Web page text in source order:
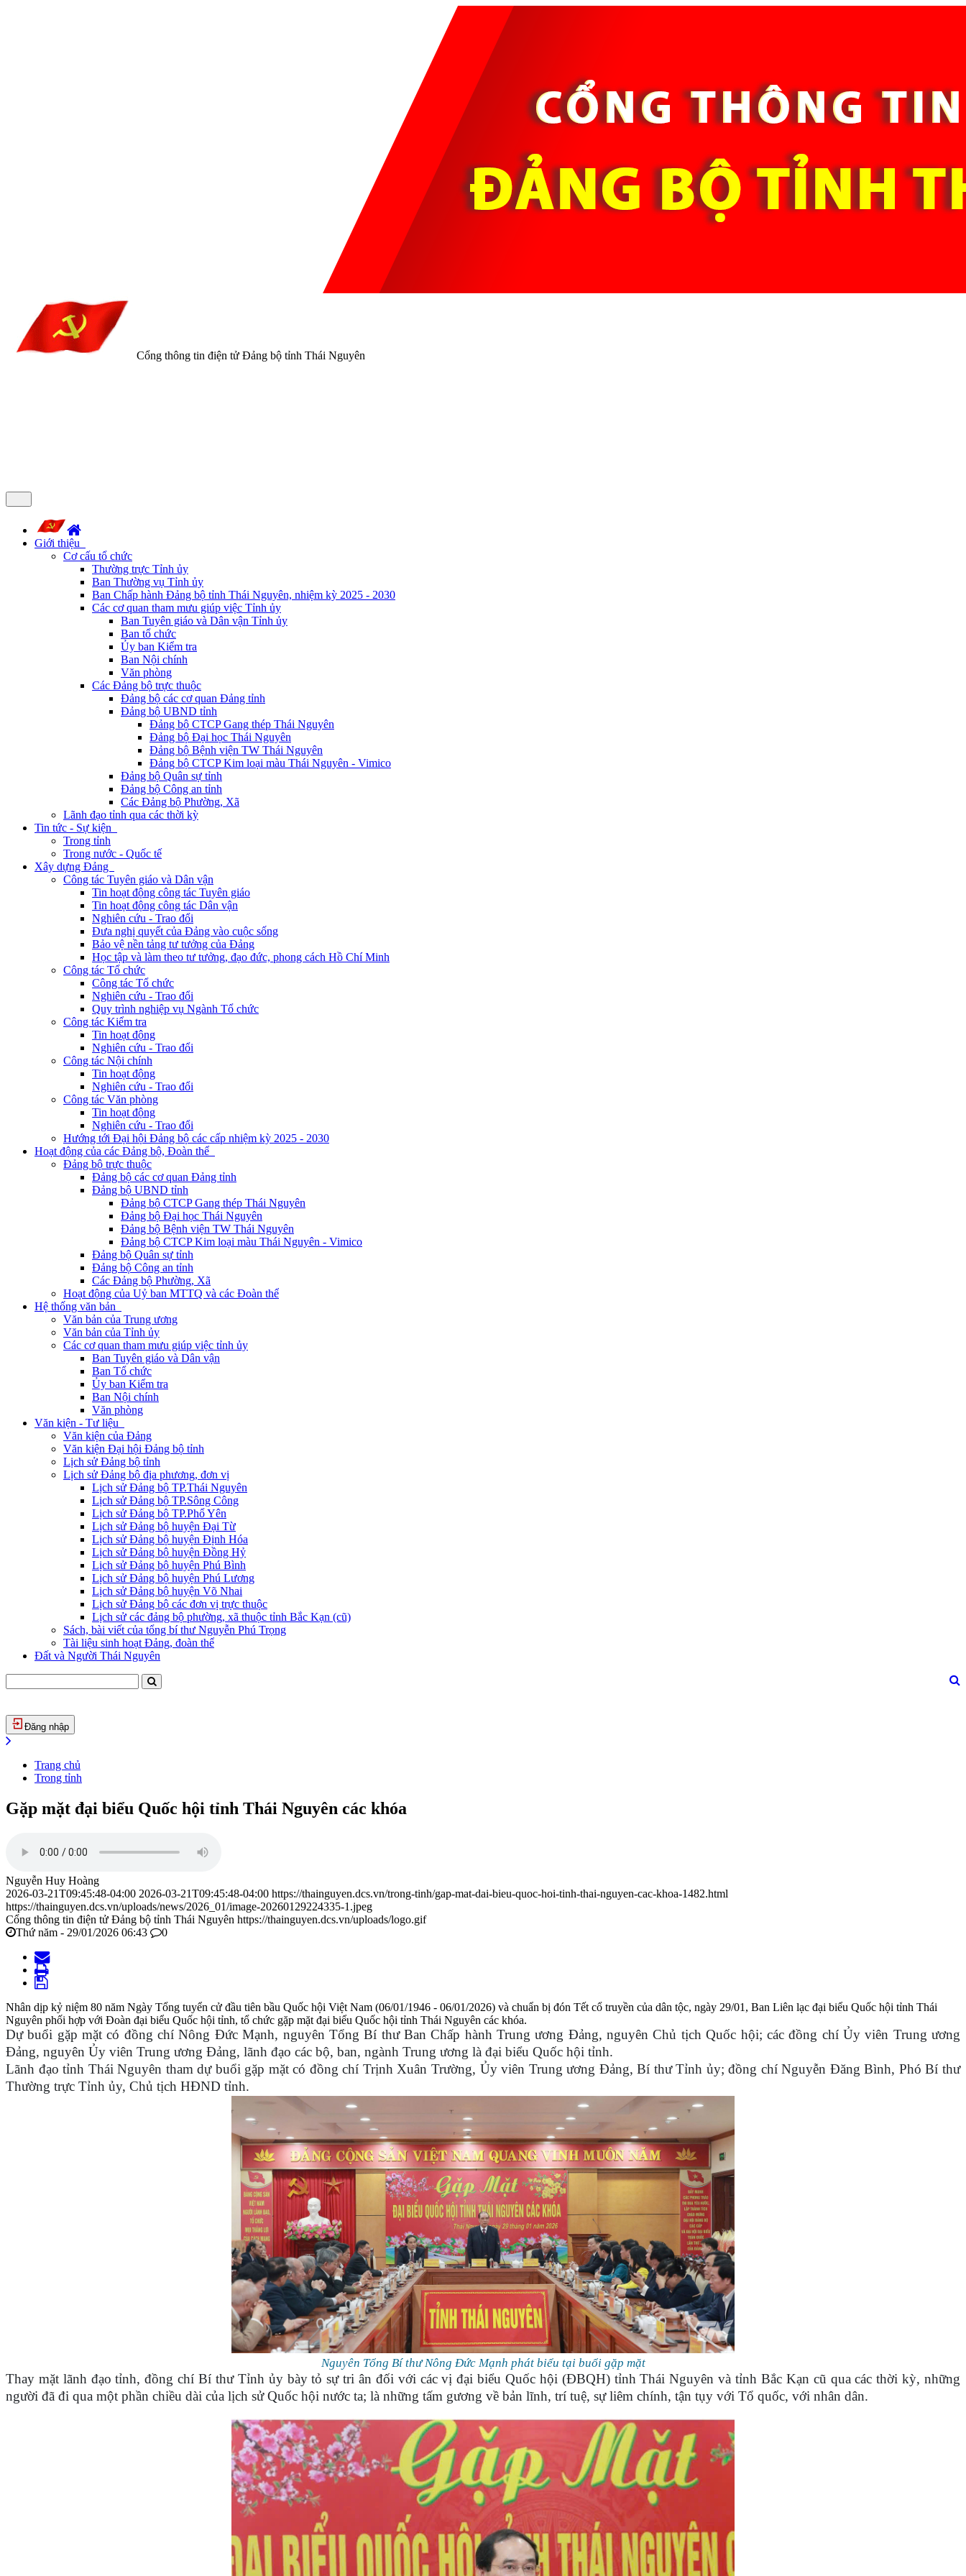
Cổng thông tin điện tử Đảng bộ tỉnh Thái Nguyên
Giới thiệu
Cơ cấu tổ chức
Thường trực Tỉnh ủy
Ban Thường vụ Tỉnh ủy
Ban Chấp hành Đảng bộ tỉnh Thái Nguyên, nhiệm kỳ 2025 - 2030
Các cơ quan tham mưu giúp việc Tỉnh ủy
Ban Tuyên giáo và Dân vận Tỉnh ủy
Ban tổ chức
Ủy ban Kiểm tra
Ban Nội chính
Văn phòng
Các Đảng bộ trực thuộc
Đảng bộ các cơ quan Đảng tỉnh
Đảng bộ UBND tỉnh
Đảng bộ CTCP Gang thép Thái Nguyên
Đảng bộ Đại học Thái Nguyên
Đảng bộ Bệnh viện TW Thái Nguyên
Đảng bộ CTCP Kim loại màu Thái Nguyên - Vimico
Đảng bộ Quân sự tỉnh
Đảng bộ Công an tỉnh
Các Đảng bộ Phường, Xã
Lãnh đạo tỉnh qua các thời kỳ
Tin tức - Sự kiện
Trong tỉnh
Trong nước - Quốc tế
Xây dựng Đảng
Công tác Tuyên giáo và Dân vận
Tin hoạt động công tác Tuyên giáo
Tin hoạt động công tác Dân vận
Nghiên cứu - Trao đổi
Đưa nghị quyết của Đảng vào cuộc sống
Bảo vệ nền tảng tư tưởng của Đảng
Học tập và làm theo tư tưởng, đạo đức, phong cách Hồ Chí Minh
Công tác Tổ chức
Công tác Tổ chức
Nghiên cứu - Trao đổi
Quy trình nghiệp vụ Ngành Tổ chức
Công tác Kiểm tra
Tin hoạt động
Nghiên cứu - Trao đổi
Công tác Nội chính
Tin hoạt động
Nghiên cứu - Trao đổi
Công tác Văn phòng
Tin hoạt động
Nghiên cứu - Trao đổi
Hướng tới Đại hội Đảng bộ các cấp nhiệm kỳ 2025 - 2030
Hoạt động của các Đảng bộ, Đoàn thể
Đảng bộ trực thuộc
Đảng bộ các cơ quan Đảng tỉnh
Đảng bộ UBND tỉnh
Đảng bộ CTCP Gang thép Thái Nguyên
Đảng bộ Đại học Thái Nguyên
Đảng bộ Bệnh viện TW Thái Nguyên
Đảng bộ CTCP Kim loại màu Thái Nguyên - Vimico
Đảng bộ Quân sự tỉnh
Đảng bộ Công an tỉnh
Các Đảng bộ Phường, Xã
Hoạt động của Uỷ ban MTTQ và các Đoàn thể
Hệ thống văn bản
Văn bản của Trung ương
Văn bản của Tỉnh ủy
Các cơ quan tham mưu giúp việc tỉnh ủy
Ban Tuyên giáo và Dân vận
Ban Tổ chức
Ủy ban Kiểm tra
Ban Nội chính
Văn phòng
Văn kiện - Tư liệu
Văn kiện của Đảng
Văn kiện Đại hội Đảng bộ tỉnh
Lịch sử Đảng bộ tỉnh
Lịch sử Đảng bộ địa phương, đơn vị
Lịch sử Đảng bộ TP.Thái Nguyên
Lịch sử Đảng bộ TP.Sông Công
Lịch sử Đảng bộ TP.Phổ Yên
Lịch sử Đảng bộ huyện Đại Từ
Lịch sử Đảng bộ huyện Định Hóa
Lịch sử Đảng bộ huyện Đồng Hỷ
Lịch sử Đảng bộ huyện Phú Bình
Lịch sử Đảng bộ huyện Phú Lương
Lịch sử Đảng bộ huyện Võ Nhai
Lịch sử Đảng bộ các đơn vị trực thuộc
Lịch sử các đảng bộ phường, xã thuộc tỉnh Bắc Kạn (cũ)
Sách, bài viết của tổng bí thư Nguyễn Phú Trọng
Tài liệu sinh hoạt Đảng, đoàn thể
Đất và Người Thái Nguyên
Đăng nhập
Trang chủ
Trong tỉnh
Gặp mặt đại biểu Quốc hội tỉnh Thái Nguyên các khóa
Nguyễn Huy Hoàng
2026-03-21T09:45:48-04:00 2026-03-21T09:45:48-04:00 https://thainguyen.dcs.vn/trong-tinh/gap-mat-dai-bieu-quoc-hoi-tinh-thai-nguyen-cac-khoa-1482.html
https://thainguyen.dcs.vn/uploads/news/2026_01/image-20260129224335-1.jpeg
Cổng thông tin điện tử Đảng bộ tỉnh Thái Nguyên https://thainguyen.dcs.vn/uploads/logo.gif
Thứ năm - 29/01/2026 06:43
0
Nhân dịp kỷ niệm 80 năm Ngày Tổng tuyển cử đầu tiên bầu Quốc hội Việt Nam (06/01/1946 - 06/01/2026) và chuẩn bị đón Tết cổ truyền của dân tộc, ngày 29/01, Ban Liên lạc đại biểu Quốc hội tỉnh Thái
Nguyên phối hợp với Đoàn đại biểu Quốc hội tỉnh, tổ chức gặp mặt đại biểu Quốc hội tỉnh Thái Nguyên các khóa.
Dự buổi gặp mặt có đồng chí Nông Đức Mạnh, nguyên Tổng Bí thư Ban Chấp hành Trung ương Đảng, nguyên Chủ tịch Quốc hội; các đồng chí Ủy viên Trung ương
Đảng, nguyên Ủy viên Trung ương Đảng, lãnh đạo các bộ, ban, ngành Trung ương là đại biểu Quốc hội tỉnh.
Lãnh đạo tỉnh Thái Nguyên tham dự buổi gặp mặt có đồng chí Trịnh Xuân Trường, Ủy viên Trung ương Đảng, Bí thư Tỉnh ủy; đồng chí Nguyễn Đăng Bình, Phó Bí thư
Thường trực Tỉnh ủy, Chủ tịch HĐND tỉnh.
Nguyên Tổng Bí thư Nông Đức Mạnh phát biểu tại buổi gặp mặt
Thay mặt lãnh đạo tỉnh, đồng chí Bí thư Tỉnh ủy bày tỏ sự tri ân đối với các vị đại biểu Quốc hội (ĐBQH) tỉnh Thái Nguyên và tỉnh Bắc Kạn cũ qua các thời kỳ, những
người đã đi qua một phần chiều dài của lịch sử Quốc hội nước ta; là những tấm gương về bản lĩnh, trí tuệ, sự liêm chính, tận tụy với Tổ quốc, với nhân dân.